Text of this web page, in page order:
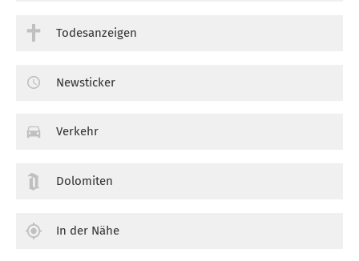
Todesanzeigen
Newsticker
Verkehr
Dolomiten
In der Nähe